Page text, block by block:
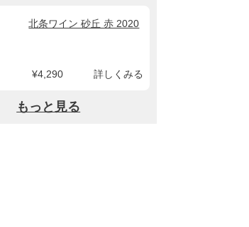
北条ワイン 砂丘 赤 2020
¥4,290 詳しくみる
もっと見る